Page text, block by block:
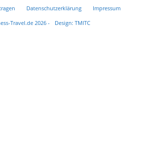
Datenschutzerklärung
Impressum
Travel.de 2026 -
Design: TMITC